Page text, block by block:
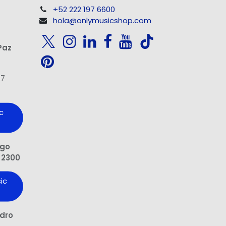
+52 222 197 6600
hola@onlymusicshop.com